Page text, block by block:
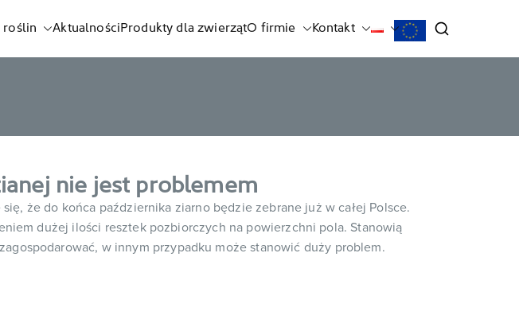
roślin AktualnościProdukty dla zwierzątO firmie Kontakt
nie jest problemem
że do końca października ziarno będzie zebrane już w całej Polsce.
dużej ilości resztek pozbiorczych na powierzchni pola. Stanowią
w innym przypadku może stanowić duży problem.